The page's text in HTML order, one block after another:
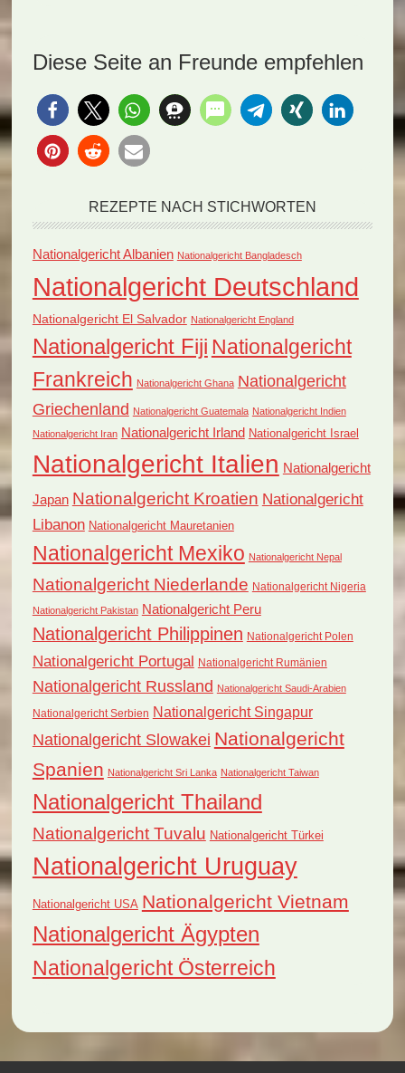
Diese Seite an Freunde empfehlen
REZEPTE NACH STICHWORTEN
Nationalgericht Albanien Nationalgericht Bangladesch
Nationalgericht Deutschland
Nationalgericht El Salvador Nationalgericht England
Nationalgericht Fiji Nationalgericht
Frankreich Nationalgericht Ghana Nationalgericht
Griechenland Nationalgericht Guatemala Nationalgericht Indien
Nationalgericht Iran Nationalgericht Irland Nationalgericht Israel
Nationalgericht Italien Nationalgericht
Japan Nationalgericht Kroatien Nationalgericht
Libanon Nationalgericht Mauretanien
Nationalgericht Mexiko Nationalgericht Nepal
Nationalgericht Niederlande Nationalgericht Nigeria
Nationalgericht Pakistan Nationalgericht Peru
Nationalgericht Philippinen Nationalgericht Polen
Nationalgericht Portugal Nationalgericht Rumänien
Nationalgericht Russland Nationalgericht Saudi-Arabien
Nationalgericht Serbien Nationalgericht Singapur
Nationalgericht Slowakei Nationalgericht
Spanien Nationalgericht Sri Lanka Nationalgericht Taiwan
Nationalgericht Thailand
Nationalgericht Tuvalu Nationalgericht Türkei
Nationalgericht Uruguay
Nationalgericht USA Nationalgericht Vietnam
Nationalgericht Ägypten
Nationalgericht Österreich